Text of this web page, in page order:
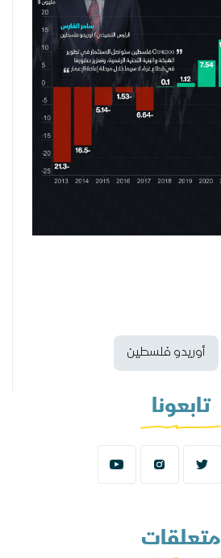
أوريدو فلسطين
تابعونا
متعلقات